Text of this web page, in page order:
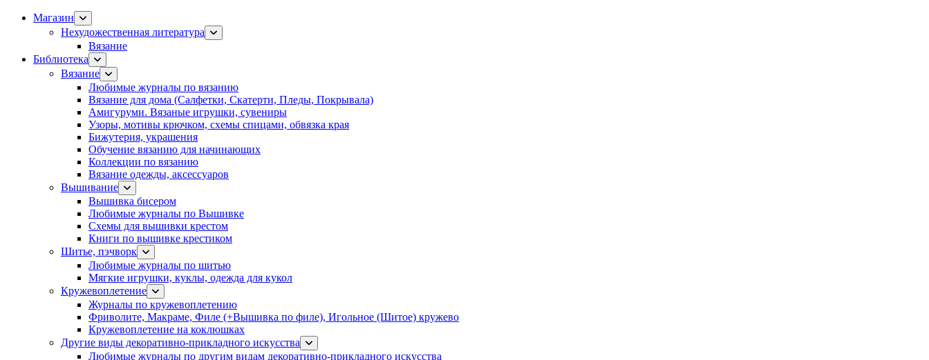
Магазин
Нехудожественная литература
Вязание
Библиотека
Вязание
Любимые журналы по вязанию
Вязание для дома (Салфетки, Скатерти, Пледы, Покрывала)
Амигуруми. Вязаные игрушки, сувениры
Узоры, мотивы крючком, схемы спицами, обвязка края
Бижутерия, украшения
Обучение вязанию для начинающих
Коллекции по вязанию
Вязание одежды, аксессуаров
Вышивание
Вышивка бисером
Любимые журналы по Вышивке
Схемы для вышивки крестом
Книги по вышивке крестиком
Шитье, пэчворк
Любимые журналы по шитью
Мягкие игрушки, куклы, одежда для кукол
Кружевоплетение
Журналы по кружевоплетению
Фриволите, Макраме, Филе (+Вышивка по филе), Игольное (Шитое) кружево
Кружевоплетение на коклюшках
Другие виды декоративно-прикладного искусства
Любимые журналы по другим видам декоративно-прикладного искусства